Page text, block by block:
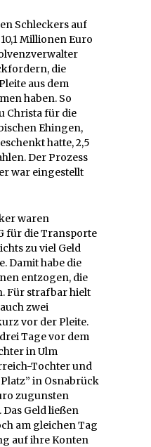
Schleckers auf
Millionen Euro
die
aus dem
haben. So
Christa für die
Ehingen,
hatte, 2,5
Der Prozess
war eingestellt
waren
für die Transporte
zu viel Geld
Damit habe die
entzogen, die
Für strafbar hielt
zwei
vor der Pleite.
Tage vor dem
in Ulm
Tochter und
in Osnabrück
zugunsten
Geld ließen
am gleichen Tag
auf ihre Konten